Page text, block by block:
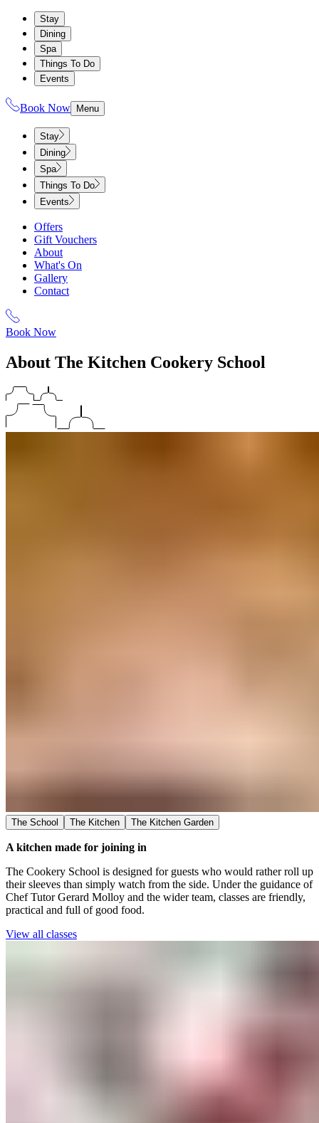
Stay
Dining
Spa
Things To Do
Events
Book Now Menu
Stay
Dining
Spa
Things To Do
Events
Offers
Gift Vouchers
About
What's On
Gallery
Contact
Book Now
About The Kitchen Cookery School​​​​‌ ‍ ​‍​‍‌‍ ‌ ​‍‌‍‍‌‌‍‌ ‌‍‍‌‌‍ ‍​‍​‍​ ‍‍​‍​‍‌ ​ ‌‍​‌‌‍ ‍‌‍‍‌‌ ‌​‌ ‍‌​‍ ‍‌‍‍‌‌‍ ​‍​‍​‍ ​​‍​‍‌‍‍​‌ ​‍‌‍‌‌‌‍‌‍​‍​‍​ ‍‍​‍​‍‌‍‍​‌ ‌​‌ ‌​‌ ​​‌ ​ ​ ‍‍​‍ ​‍ ‌‍ ​​‍ ‌‌‍​‌‌‍ ‍‌‍‌​​‍ ‌‌ ​‍​‍ ‌‌‍‍​‌‍ ‌ ‌​‌‍‌‌‌‍ ​‌ ​ ​‍ ‌‌ ​ ‌ ‌​‌ ‌‌‌‍‌​‌‍‍‌‌‍ ​‍ ‍‌ ‌‍‌‍‌‌‌ ​‍‌‍​ ‌‍‌‌‌‍ ​​‍ ‍‌‍​‌‌ ​​‌ ​​​‍ ‌‍‍‌‌‍ ‍‌ ‌​‌‍‌‌‌‍ ‍‌ ‌​​‍ ‌‍‌‌‌‍‌​‌‍‍‌‌ ‌​​‍ ‌‍ ‌‌‍ ‌‍‌​‌‍‌‌​ ‌‌ ​​‌ ​‍‌‍‌‌‌ ​ ‌‍‌‌‌‍ ‍‌ ‌​‌‍​‌‌ ‌​‌‍‍‌‌‍ ‌‍ ‍​ ‍ ‌‍‍‌‌‍‌​​ ‌‌‍​‍​ ‌‌‌‍‌‌​ ‌ ‌‍​‌​ ​​​ ‍​‌‍​‌​‍ ‌‌‍‌​​ ‍‌‌‍​ ​ ‌‌​‍ ‌​ ‌​‌‍‌‌​ ‍‌​ ‌ ​‍ ‌‌‍​‍​ ​‍​ ‌‌‌‍​‌​‍ ‌​ ​‍​ ‌‌​ ​‌​ ‍‌​ ​‌​ ​‍‌‍​ ​ ​‍‌‍​ ‌‍​‌‌‍‌‍‌‍‌‌​ ‍ ‌ ‌​‌ ‍‌‌ ​​‌‍‌‌​ ‌‌‍‍​‌‍ ‌ ‌​‌‍‌‌‌‍ ​‌‌​ ‌‍‍‌‌ ‌​‌‍‌‌‌‌​​‌‍​‌‌‍‌ ‌‍‌‌​ ‍ ‌ ​​‌‍​‌‌ ‌​‌‍‍​​ ‌‌ ​​‌‍​‌‌‍‌ ‌‍‌‌‌​​‍‌ ‌‌‌‍‍‌‌‍ ​‌‍‌​‌‍‌‌‌ ​‍​‍‌‌​ ‌‌‌​​‍‌‌ ‌‍‍ ‌‍‌‌‌ ‍‌​‍‌‌​ ​ ‌​‌​​‍‌‌​ ​ ‌​‌​​‍‌‌​ ​‍​ ​‍‌‍​‌‌‍​‌‌‍‌‍​ ‌ ‌‍‌​​ ​‍‌‍​‍‌‍‌‌​ ‌​‌‍‌‌​ ​​​ ‌​​‍‌‌​ ​‍​ ​‍​‍‌‌​ ‌‌‌​‌​​‍ ‍‌‍‍​‌‍‌‌‌‍​‌‌‍‌​‌‍‍‌‌‍ ‍‌‍‌ ​ ‌‍​‍‌‍​‌‌ ​ ‌‍‌‌‌‌‌‌‌ ​‍‌‍ ​​ ‌‌‍‍​‌ ‌​‌ ‌​‌ ​​‌ ​ ​‍‌‌​ ​ ‌​​‌​‍‌‌​ ​‍‌​‌‍​‍‌‌​ ​‍‌​‌‍‌‍ ​​‍ ‌‌‍​‌‌‍ ‍‌‍‌​​‍ ‌‌ ​‍​‍ ‌‌‍‍​‌‍ ‌ ‌​‌‍‌‌‌‍ ​‌ ​ ​‍ ‌‌ ​ ‌ ‌​‌ ‌‌‌‍‌​‌‍‍‌‌‍ ​‍ ‍‌ ‌‍‌‍‌‌‌ ​‍‌‍​ ‌‍‌‌‌‍ ​​‍ ‍‌‍​‌‌ ​​‌ ​​​‍‌‍‌‍‍‌‌‍‌​​ ‌‌‍​‍​ ‌‌‌‍‌‌​ ‌ ‌‍​‌​ ​​​ ‍​‌‍​‌​‍ ‌‌‍‌​​ ‍‌‌‍​ ​ ‌‌​‍ ‌​ ‌​‌‍‌‌​ ‍‌​ ‌ ​‍ ‌‌‍​‍​ ​‍​ ‌‌‌‍​‌​‍ ‌​ ​‍​ ‌‌​ ​‌​ ‍‌​ ​‌​ ​‍‌‍​ ​ ​‍‌‍​ ‌‍​‌‌‍‌‍‌‍‌‌​‍‌‍‌ ‌​‌ ‍‌‌ ​​‌‍‌‌​ ‌‌‍‍​‌‍ ‌ ‌​‌‍‌‌‌‍ ​‌‌​ ‌‍‍‌‌ ‌​‌‍‌‌‌‌​​‌‍​‌‌‍‌ ‌‍‌‌​‍‌‍‌ ​​‌‍​‌‌ ‌​‌‍‍​​ ‌‌ ​​‌‍​‌‌‍‌ ‌‍‌‌‌​​‍‌ ‌‌‌‍‍‌‌‍ ​‌‍‌​‌‍‌‌‌ ​‍​‍‌‌​ ‌‌‌​​‍‌‌ ‌‍‍ ‌‍‌‌‌ ‍‌​‍‌‌​ ​ ‌​‌​​‍‌‌​ ​ ‌​‌​​‍‌‌​ ​‍​ ​‍‌‍​‌‌‍​‌‌‍‌‍​ ‌ ‌‍‌​​ ​‍‌‍​‍‌‍‌‌​ ‌​‌‍‌‌​ ​​​ ‌​​‍‌‌​ ​‍​ ​‍​‍‌‌​ ‌‌‌​‌​​‍ ‍‌‍‍​‌‍‌‌‌‍​‌‌‍‌​‌‍‍‌‌‍ ‍‌‍‌ ​‍‌‍‌ ​​‌‍‌‌‌ ​‍‌ ​ ‌ ​​‌‍‌‌‌‍​ ‌ ‌​‌‍‍‌‌ ‌‍‌‍‌‌​ ‌‌ ​​‌ ‌‌‌‍​‍‌‍ ​‌‍‍‌‌ ​ ‌‍‍​‌‍‌‌‌‍‌​​‍​‍‌ ‌
The School​​​​‌ ‍ ​‍​‍‌‍ ‌ ​‍‌‍‍‌‌‍‌ ‌‍‍‌‌‍ ‍​‍​‍​ ‍‍​‍​‍‌ ​ ‌‍​‌‌‍ ‍‌‍‍‌‌ ‌​‌ ‍‌​‍ ‍‌‍‍‌‌‍ ​‍​‍​‍ ​​‍​‍‌‍‍​‌ ​‍‌‍‌‌‌‍‌‍​‍​‍​ ‍‍​‍​‍‌‍‍​‌ ‌​‌ ‌​‌ ​​‌ ​ ​ ‍‍​‍ ​‍ ‌‍ ​​‍ ‌‌‍​‌‌‍ ‍‌‍‌​​‍ ‌‌ ​‍​‍ ‌‌‍‍​‌‍ ‌ ‌​‌‍‌‌‌‍ ​‌ ​ ​‍ ‌‌ ​ ‌ ‌​‌ ‌‌‌‍‌​‌‍‍‌‌‍ ​‍ ‍‌ ‌‍‌‍‌‌‌ ​‍‌‍​ ‌‍‌‌‌‍ ​​‍ ‍‌‍​‌‌ ​​‌ ​​​‍ ‌‍‍‌‌‍ ‍‌ ‌​‌‍‌‌‌‍ ‍‌ ‌​​‍ ‌‍‌‌‌‍‌​‌‍‍‌‌ ‌​​‍ ‌‍ ‌‌‍ ‌‍‌​‌‍‌‌​ ‌‌ ​​‌ ​‍‌‍‌‌‌ ​ ‌‍‌‌‌‍ ‍‌ ‌​‌‍​‌‌ ‌​‌‍‍‌‌‍ ‌‍ ‍​ ‍ ‌‍‍‌‌‍‌​​ ‌‌‍​‍​ ‌‌‌‍‌‌​ ‌ ‌‍​‌​ ​​​ ‍​‌‍​‌​‍ ‌‌‍‌​​ ‍‌‌‍​ ​ ‌‌​‍ ‌​ ‌​‌‍‌‌​ ‍‌​ ‌ ​‍ ‌‌‍​‍​ ​‍​ ‌‌‌‍​‌​‍ ‌​ ​‍​ ‌‌​ ​‌​ ‍‌​ ​‌​ ​‍‌‍​ ​ ​‍‌‍​ ‌‍​‌‌‍‌‍‌‍‌‌​ ‍ ‌ ‌​‌ ‍‌‌ ​​‌‍‌‌​ ‌‌‍‍​‌‍ ‌ ‌​‌‍‌‌‌‍ ​‌‌​ ‌‍‍‌‌ ‌​‌‍‌‌‌‌​​‌‍​‌‌‍‌ ‌‍‌‌​ ‍ ‌ ​​‌‍​‌‌ ‌​‌‍‍​​ ‌‌ ​​‌‍​‌‌‍‌ ‌‍‌‌‌​​‍‌ ‌‌‌‍‍‌‌‍ ​‌‍‌​‌‍‌‌‌ ​‍​‍‌‌​ ‌‌‌​​‍‌‌ ‌‍‍ ‌‍‌‌‌ ‍‌​‍‌‌​ ​ ‌​‌​​‍‌‌​ ​ ‌​‌​​‍‌‌​ ​‍​ ​‍‌‍‌‌‌‍​ ‌‍‌‌​ ​‌​ ‌‌‌‍‌‌‌‍‌‍​ ‌‌​ ​‍​ ​‌‌‍‌‍​ ‌​​‍‌‌​ ​‍​ ​‍​‍‌‌​ ‌‌‌​‌​​‍ ‍‌ ​ ‌‍‌‌‌‍​ ‌ ‌​‌‍‍‌‌‍ ‌‍ ‍‌ ​ ​‍‌‌​ ‌‌‌​​‍‌‌ ‌‍‍ ‌‍‌‌‌ ‍‌​‍‌‌​ ​ ‌​‌​​‍‌‌​ ​ ‌​‌​​‍‌‌​ ​‍​ ​‍​ ‌‌​ ‍‌​ ‍‌​ ​ ​ ​​​ ‍‌‌‍‌​​ ‍​‌‍‌‍‌‍​‍‌‍‌‍‌‍‌‍​‍‌‌​ ​‍​ ​‍​‍‌‌​ ‌‌‌​‌​​‍ ‍‌ ‌​‌‍‍‌‌ ‌​‌‍ ​‌‍‌‌​ ‌‍​‍‌‍​‌‌ ​ ‌‍‌‌‌‌‌‌‌ ​‍‌‍ ​​ ‌‌‍‍​‌ ‌​‌ ‌​‌ ​​‌ ​ ​‍‌‌​ ​ ‌​​‌​‍‌‌​ ​‍‌​‌‍​‍‌‌​ ​‍‌​‌‍‌‍ ​​‍ ‌‌‍​‌‌‍ ‍‌‍‌​​‍ ‌‌ ​‍​‍ ‌‌‍‍​‌‍ ‌ ‌​‌‍‌‌‌‍ ​‌ ​ ​‍ ‌‌ ​ ‌ ‌​‌ ‌‌‌‍‌​‌‍‍‌‌‍ ​‍ ‍‌ ‌‍‌‍‌‌‌ ​‍‌‍​ ‌‍‌‌‌‍ ​​‍ ‍‌‍​‌‌ ​​‌ ​​​‍‌‍‌‍‍‌‌‍‌​​ ‌‌‍​‍​ ‌‌‌‍‌‌​ ‌ ‌‍​‌​ ​​​ ‍​‌‍​‌​‍ ‌‌‍‌​​ ‍‌‌‍​ ​ ‌‌​‍ ‌​ ‌​‌‍‌‌​ ‍‌​ ‌ ​‍ ‌‌‍​‍​ ​‍​ ‌‌‌‍​‌​‍ ‌​ ​‍​ ‌‌​ ​‌​ ‍‌​ ​‌​ ​‍‌‍​ ​ ​‍‌‍​ ‌‍​‌‌‍‌‍‌‍‌‌​‍‌‍‌ ‌​‌ ‍‌‌ ​​‌‍‌‌​ ‌‌‍‍​‌‍ ‌ ‌​‌‍‌‌‌‍ ​‌‌​ ‌‍‍‌‌ ‌​‌‍‌‌‌‌​​‌‍​‌‌‍‌ ‌‍‌‌​‍‌‍‌ ​​‌‍​‌‌ ‌​‌‍‍​​ ‌‌ ​​‌‍​‌‌‍‌ ‌‍‌‌‌​​‍‌ ‌‌‌‍‍‌‌‍ ​‌‍‌​‌‍‌‌‌ ​‍​‍‌‌​ ‌‌‌​​‍‌‌ ‌‍‍ ‌‍‌‌‌ ‍‌​‍‌‌​ ​ ‌​‌​​‍‌‌​ ​ ‌​‌​​‍‌‌​ ​‍​ ​‍‌‍‌‌‌‍​ ‌‍‌‌​ ​‌​ ‌‌‌‍‌‌‌‍‌‍​ ‌‌​ ​‍​ ​‌‌‍‌‍​ ‌​​‍‌‌​ ​‍​ ​‍​‍‌‌​ ‌‌‌​‌​​‍ ‍‌ ​ ‌‍‌‌‌‍​ ‌ ‌​‌‍‍‌‌‍ ‌‍ ‍‌ ​ ​‍‌‌​ ‌‌‌​​‍‌‌ ‌‍‍ ‌‍‌‌‌ ‍‌​‍‌‌​ ​ ‌​‌​​‍‌‌​ ​ ‌​‌​​‍‌‌​ ​‍​ ​‍​ ‌‌​ ‍‌​ ‍‌​ ​ ​ ​​​ ‍‌‌‍‌​​ ‍​‌‍‌‍‌‍​‍‌‍‌‍‌‍‌‍​‍‌‌​ ​‍​ ​‍​‍‌‌​ ‌‌‌​‌​​‍ ‍‌ ‌​‌‍‍‌‌ ‌​‌‍ ​‌‍‌‌​‍‌‍‌ ​​‌‍‌‌‌ ​‍‌ ​ ‌ ​​‌‍‌‌‌‍​ ‌ ‌​‌‍‍‌‌ ‌‍‌‍‌‌​ ‌‌ ​​‌ ‌‌‌‍​‍‌‍ ​‌‍‍‌‌ ​ ‌‍‍​‌‍‌‌‌‍‌​​‍​‍‌ ‌ The Kitchen​​​​‌ ‍ ​‍​‍‌‍ ‌ ​‍‌‍‍‌‌‍‌ ‌‍‍‌‌‍ ‍​‍​‍​ ‍‍​‍​‍‌ ​ ‌‍​‌‌‍ ‍‌‍‍‌‌ ‌​‌ ‍‌​‍ ‍‌‍‍‌‌‍ ​‍​‍​‍ ​​‍​‍‌‍‍​‌ ​‍‌‍‌‌‌‍‌‍​‍​‍​ ‍‍​‍​‍‌‍‍​‌ ‌​‌ ‌​‌ ​​‌ ​ ​ ‍‍​‍ ​‍ ‌‍ ​​‍ ‌‌‍​‌‌‍ ‍‌‍‌​​‍ ‌‌ ​‍​‍ ‌‌‍‍​‌‍ ‌ ‌​‌‍‌‌‌‍ ​‌ ​ ​‍ ‌‌ ​ ‌ ‌​‌ ‌‌‌‍‌​‌‍‍‌‌‍ ​‍ ‍‌ ‌‍‌‍‌‌‌ ​‍‌‍​ ‌‍‌‌‌‍ ​​‍ ‍‌‍​‌‌ ​​‌ ​​​‍ ‌‍‍‌‌‍ ‍‌ ‌​‌‍‌‌‌‍ ‍‌ ‌​​‍ ‌‍‌‌‌‍‌​‌‍‍‌‌ ‌​​‍ ‌‍ ‌‌‍ ‌‍‌​‌‍‌‌​ ‌‌ ​​‌ ​‍‌‍‌‌‌ ​ ‌‍‌‌‌‍ ‍‌ ‌​‌‍​‌‌ ‌​‌‍‍‌‌‍ ‌‍ ‍​ ‍ ‌‍‍‌‌‍‌​​ ‌‌‍​‍​ ‌‌‌‍‌‌​ ‌ ‌‍​‌​ ​​​ ‍​‌‍​‌​‍ ‌‌‍‌​​ ‍‌‌‍​ ​ ‌‌​‍ ‌​ ‌​‌‍‌‌​ ‍‌​ ‌ ​‍ ‌‌‍​‍​ ​‍​ ‌‌‌‍​‌​‍ ‌​ ​‍​ ‌‌​ ​‌​ ‍‌​ ​‌​ ​‍‌‍​ ​ ​‍‌‍​ ‌‍​‌‌‍‌‍‌‍‌‌​ ‍ ‌ ‌​‌ ‍‌‌ ​​‌‍‌‌​ ‌‌‍‍​‌‍ ‌ ‌​‌‍‌‌‌‍ ​‌‌​ ‌‍‍‌‌ ‌​‌‍‌‌‌‌​​‌‍​‌‌‍‌ ‌‍‌‌​ ‍ ‌ ​​‌‍​‌‌ ‌​‌‍‍​​ ‌‌ ​​‌‍​‌‌‍‌ ‌‍‌‌‌​​‍‌ ‌‌‌‍‍‌‌‍ ​‌‍‌​‌‍‌‌‌ ​‍​‍‌‌​ ‌‌‌​​‍‌‌ ‌‍‍ ‌‍‌‌‌ ‍‌​‍‌‌​ ​ ‌​‌​​‍‌‌​ ​ ‌​‌​​‍‌‌​ ​‍​ ​‍‌‍‌‌‌‍​ ‌‍‌‌​ ​‌​ ‌‌‌‍‌‌‌‍‌‍​ ‌‌​ ​‍​ ​‌‌‍‌‍​ ‌​​‍‌‌​ ​‍​ ​‍​‍‌‌​ ‌‌‌​‌​​‍ ‍‌ ​ ‌‍‌‌‌‍​ ‌ ‌​‌‍‍‌‌‍ ‌‍ ‍‌ ​ ​‍‌‌​ ‌‌‌​​‍‌‌ ‌‍‍ ‌‍‌‌‌ ‍‌​‍‌‌​ ​ ‌​‌​​‍‌‌​ ​ ‌​‌​​‍‌‌​ ​‍​ ​‍​ ‌​​ ​‍‌‍​‌​ ‌‍‌‍​ ​ ‌‌‌‍‌​​ ​‌​ ‌‍​ ‍‌‌‍‌​​ ‌‍​‍‌‌​ ​‍​ ​‍​‍‌‌​ ‌‌‌​‌​​‍ ‍‌ ‌​‌‍‍‌‌ ‌​‌‍ ​‌‍‌‌​ ‌‍​‍‌‍​‌‌ ​ ‌‍‌‌‌‌‌‌‌ ​‍‌‍ ​​ ‌‌‍‍​‌ ‌​‌ ‌​‌ ​​‌ ​ ​‍‌‌​ ​ ‌​​‌​‍‌‌​ ​‍‌​‌‍​‍‌‌​ ​‍‌​‌‍‌‍ ​​‍ ‌‌‍​‌‌‍ ‍‌‍‌​​‍ ‌‌ ​‍​‍ ‌‌‍‍​‌‍ ‌ ‌​‌‍‌‌‌‍ ​‌ ​ ​‍ ‌‌ ​ ‌ ‌​‌ ‌‌‌‍‌​‌‍‍‌‌‍ ​‍ ‍‌ ‌‍‌‍‌‌‌ ​‍‌‍​ ‌‍‌‌‌‍ ​​‍ ‍‌‍​‌‌ ​​‌ ​​​‍‌‍‌‍‍‌‌‍‌​​ ‌‌‍​‍​ ‌‌‌‍‌‌​ ‌ ‌‍​‌​ ​​​ ‍​‌‍​‌​‍ ‌‌‍‌​​ ‍‌‌‍​ ​ ‌‌​‍ ‌​ ‌​‌‍‌‌​ ‍‌​ ‌ ​‍ ‌‌‍​‍​ ​‍​ ‌‌‌‍​‌​‍ ‌​ ​‍​ ‌‌​ ​‌​ ‍‌​ ​‌​ ​‍‌‍​ ​ ​‍‌‍​ ‌‍​‌‌‍‌‍‌‍‌‌​‍‌‍‌ ‌​‌ ‍‌‌ ​​‌‍‌‌​ ‌‌‍‍​‌‍ ‌ ‌​‌‍‌‌‌‍ ​‌‌​ ‌‍‍‌‌ ‌​‌‍‌‌‌‌​​‌‍​‌‌‍‌ ‌‍‌‌​‍‌‍‌ ​​‌‍​‌‌ ‌​‌‍‍​​ ‌‌ ​​‌‍​‌‌‍‌ ‌‍‌‌‌​​‍‌ ‌‌‌‍‍‌‌‍ ​‌‍‌​‌‍‌‌‌ ​‍​‍‌‌​ ‌‌‌​​‍‌‌ ‌‍‍ ‌‍‌‌‌ ‍‌​‍‌‌​ ​ ‌​‌​​‍‌‌​ ​ ‌​‌​​‍‌‌​ ​‍​ ​‍‌‍‌‌‌‍​ ‌‍‌‌​ ​‌​ ‌‌‌‍‌‌‌‍‌‍​ ‌‌​ ​‍​ ​‌‌‍‌‍​ ‌​​‍‌‌​ ​‍​ ​‍​‍‌‌​ ‌‌‌​‌​​‍ ‍‌ ​ ‌‍‌‌‌‍​ ‌ ‌​‌‍‍‌‌‍ ‌‍ ‍‌ ​ ​‍‌‌​ ‌‌‌​​‍‌‌ ‌‍‍ ‌‍‌‌‌ ‍‌​‍‌‌​ ​ ‌​‌​​‍‌‌​ ​ ‌​‌​​‍‌‌​ ​‍​ ​‍​ ‌​​ ​‍‌‍​‌​ ‌‍‌‍​ ​ ‌‌‌‍‌​​ ​‌​ ‌‍​ ‍‌‌‍‌​​ ‌‍​‍‌‌​ ​‍​ ​‍​‍‌‌​ ‌‌‌​‌​​‍ ‍‌ ‌​‌‍‍‌‌ ‌​‌‍ ​‌‍‌‌​‍‌‍‌ ​​‌‍‌‌‌ ​‍‌ ​ ‌ ​​‌‍‌‌‌‍​ ‌ ‌​‌‍‍‌‌ ‌‍‌‍‌‌​ ‌‌ ​​‌ ‌‌‌‍​‍‌‍ ​‌‍‍‌‌ ​ ‌‍‍​‌‍‌‌‌‍‌​​‍​‍‌ ‌ The Kitchen Garden​​​​‌ ‍ ​‍​‍‌‍ ‌ ​‍‌‍‍‌‌‍‌ ‌‍‍‌‌‍ ‍​‍​‍​ ‍‍​‍​‍‌ ​ ‌‍​‌‌‍ ‍‌‍‍‌‌ ‌​‌ ‍‌​‍ ‍‌‍‍‌‌‍ ​‍​‍​‍ ​​‍​‍‌‍‍​‌ ​‍‌‍‌‌‌‍‌‍​‍​‍​ ‍‍​‍​‍‌‍‍​‌ ‌​‌ ‌​‌ ​​‌ ​ ​ ‍‍​‍ ​‍ ‌‍ ​​‍ ‌‌‍​‌‌‍ ‍‌‍‌​​‍ ‌‌ ​‍​‍ ‌‌‍‍​‌‍ ‌ ‌​‌‍‌‌‌‍ ​‌ ​ ​‍ ‌‌ ​ ‌ ‌​‌ ‌‌‌‍‌​‌‍‍‌‌‍ ​‍ ‍‌ ‌‍‌‍‌‌‌ ​‍‌‍​ ‌‍‌‌‌‍ ​​‍ ‍‌‍​‌‌ ​​‌ ​​​‍ ‌‍‍‌‌‍ ‍‌ ‌​‌‍‌‌‌‍ ‍‌ ‌​​‍ ‌‍‌‌‌‍‌​‌‍‍‌‌ ‌​​‍ ‌‍ ‌‌‍ ‌‍‌​‌‍‌‌​ ‌‌ ​​‌ ​‍‌‍‌‌‌ ​ ‌‍‌‌‌‍ ‍‌ ‌​‌‍​‌‌ ‌​‌‍‍‌‌‍ ‌‍ ‍​ ‍ ‌‍‍‌‌‍‌​​ ‌‌‍​‍​ ‌‌‌‍‌‌​ ‌ ‌‍​‌​ ​​​ ‍​‌‍​‌​‍ ‌‌‍‌​​ ‍‌‌‍​ ​ ‌‌​‍ ‌​ ‌​‌‍‌‌​ ‍‌​ ‌ ​‍ ‌‌‍​‍​ ​‍​ ‌‌‌‍​‌​‍ ‌​ ​‍​ ‌‌​ ​‌​ ‍‌​ ​‌​ ​‍‌‍​ ​ ​‍‌‍​ ‌‍​‌‌‍‌‍‌‍‌‌​ ‍ ‌ ‌​‌ ‍‌‌ ​​‌‍‌‌​ ‌‌‍‍​‌‍ ‌ ‌​‌‍‌‌‌‍ ​‌‌​ ‌‍‍‌‌ ‌​‌‍‌‌‌‌​​‌‍​‌‌‍‌ ‌‍‌‌​ ‍ ‌ ​​‌‍​‌‌ ‌​‌‍‍​​ ‌‌ ​​‌‍​‌‌‍‌ ‌‍‌‌‌​​‍‌ ‌‌‌‍‍‌‌‍ ​‌‍‌​‌‍‌‌‌ ​‍​‍‌‌​ ‌‌‌​​‍‌‌ ‌‍‍ ‌‍‌‌‌ ‍‌​‍‌‌​ ​ ‌​‌​​‍‌‌​ ​ ‌​‌​​‍‌‌​ ​‍​ ​‍‌‍‌‌‌‍​ ‌‍‌‌​ ​‌​ ‌‌‌‍‌‌‌‍‌‍​ ‌‌​ ​‍​ ​‌‌‍‌‍​ ‌​​‍‌‌​ ​‍​ ​‍​‍‌‌​ ‌‌‌​‌​​‍ ‍‌ ​ ‌‍‌‌‌‍​ ‌ ‌​‌‍‍‌‌‍ ‌‍ ‍‌ ​ ​‍‌‌​ ‌‌‌​​‍‌‌ ‌‍‍ ‌‍‌‌‌ ‍‌​‍‌‌​ ​ ‌​‌​​‍‌‌​ ​ ‌​‌​​‍‌‌​ ​‍​ ​‍​ ‌​‌‍​‌​ ‍​‌‍​‌​ ‍​‌‍‌​​ ‌​‌‍​ ​ ​​​ ‍​​ ‌​‌‍‌‍​‍‌‌​ ​‍​ ​‍​‍‌‌​ ‌‌‌​‌​​‍ ‍‌ ‌​‌‍‍‌‌ ‌​‌‍ ​‌‍‌‌​ ‌‍​‍‌‍​‌‌ ​ ‌‍‌‌‌‌‌‌‌ ​‍‌‍ ​​ ‌‌‍‍​‌ ‌​‌ ‌​‌ ​​‌ ​ ​‍‌‌​ ​ ‌​​‌​‍‌‌​ ​‍‌​‌‍​‍‌‌​ ​‍‌​‌‍‌‍ ​​‍ ‌‌‍​‌‌‍ ‍‌‍‌​​‍ ‌‌ ​‍​‍ ‌‌‍‍​‌‍ ‌ ‌​‌‍‌‌‌‍ ​‌ ​ ​‍ ‌‌ ​ ‌ ‌​‌ ‌‌‌‍‌​‌‍‍‌‌‍ ​‍ ‍‌ ‌‍‌‍‌‌‌ ​‍‌‍​ ‌‍‌‌‌‍ ​​‍ ‍‌‍​‌‌ ​​‌ ​​​‍‌‍‌‍‍‌‌‍‌​​ ‌‌‍​‍​ ‌‌‌‍‌‌​ ‌ ‌‍​‌​ ​​​ ‍​‌‍​‌​‍ ‌‌‍‌​​ ‍‌‌‍​ ​ ‌‌​‍ ‌​ ‌​‌‍‌‌​ ‍‌​ ‌ ​‍ ‌‌‍​‍​ ​‍​ ‌‌‌‍​‌​‍ ‌​ ​‍​ ‌‌​ ​‌​ ‍‌​ ​‌​ ​‍‌‍​ ​ ​‍‌‍​ ‌‍​‌‌‍‌‍‌‍‌‌​‍‌‍‌ ‌​‌ ‍‌‌ ​​‌‍‌‌​ ‌‌‍‍​‌‍ ‌ ‌​‌‍‌‌‌‍ ​‌‌​ ‌‍‍‌‌ ‌​‌‍‌‌‌‌​​‌‍​‌‌‍‌ ‌‍‌‌​‍‌‍‌ ​​‌‍​‌‌ ‌​‌‍‍​​ ‌‌ ​​‌‍​‌‌‍‌ ‌‍‌‌‌​​‍‌ ‌‌‌‍‍‌‌‍ ​‌‍‌​‌‍‌‌‌ ​‍​‍‌‌​ ‌‌‌​​‍‌‌ ‌‍‍ ‌‍‌‌‌ ‍‌​‍‌‌​ ​ ‌​‌​​‍‌‌​ ​ ‌​‌​​‍‌‌​ ​‍​ ​‍‌‍‌‌‌‍​ ‌‍‌‌​ ​‌​ ‌‌‌‍‌‌‌‍‌‍​ ‌‌​ ​‍​ ​‌‌‍‌‍​ ‌​​‍‌‌​ ​‍​ ​‍​‍‌‌​ ‌‌‌​‌​​‍ ‍‌ ​ ‌‍‌‌‌‍​ ‌ ‌​‌‍‍‌‌‍ ‌‍ ‍‌ ​ ​‍‌‌​ ‌‌‌​​‍‌‌ ‌‍‍ ‌‍‌‌‌ ‍‌​‍‌‌​ ​ ‌​‌​​‍‌‌​ ​ ‌​‌​​‍‌‌​ ​‍​ ​‍​ ‌​‌‍​‌​ ‍​‌‍​‌​ ‍​‌‍‌​​ ‌​‌‍​ ​ ​​​ ‍​​ ‌​‌‍‌‍​‍‌‌​ ​‍​ ​‍​‍‌‌​ ‌‌‌​‌​​‍ ‍‌ ‌​‌‍‍‌‌ ‌​‌‍ ​‌‍‌‌​‍‌‍‌ ​​‌‍‌‌‌ ​‍‌ ​ ‌ ​​‌‍‌‌‌‍​ ‌ ‌​‌‍‍‌‌ ‌‍‌‍‌‌​ ‌‌ ​​‌ ‌‌‌‍​‍‌‍ ​‌‍‍‌‌ ​ ‌‍‍​‌‍‌‌‌‍‌​​‍​‍‌ ‌
A kitchen made for joining in​​​​‌ ‍ ​‍​‍‌‍ ‌ ​‍‌‍‍‌‌‍‌ ‌‍‍‌‌‍ ‍​‍​‍​ ‍‍​‍​‍‌ ​ ‌‍​‌‌‍ ‍‌‍‍‌‌ ‌​‌ ‍‌​‍ ‍‌‍‍‌‌‍ ​‍​‍​‍ ​​‍​‍‌‍‍​‌ ​‍‌‍‌‌‌‍‌‍​‍​‍​ ‍‍​‍​‍‌‍‍​‌ ‌​‌ ‌​‌ ​​‌ ​ ​ ‍‍​‍ ​‍ ‌‍ ​​‍ ‌‌‍​‌‌‍ ‍‌‍‌​​‍ ‌‌ ​‍​‍ ‌‌‍‍​‌‍ ‌ ‌​‌‍‌‌‌‍ ​‌ ​ ​‍ ‌‌ ​ ‌ ‌​‌ ‌‌‌‍‌​‌‍‍‌‌‍ ​‍ ‍‌ ‌‍‌‍‌‌‌ ​‍‌‍​ ‌‍‌‌‌‍ ​​‍ ‍‌‍​‌‌ ​​‌ ​​​‍ ‌‍‍‌‌‍ ‍‌ ‌​‌‍‌‌‌‍ ‍‌ ‌​​‍ ‌‍‌‌‌‍‌​‌‍‍‌‌ ‌​​‍ ‌‍ ‌‌‍ ‌‍‌​‌‍‌‌​ ‌‌ ​​‌ ​‍‌‍‌‌‌ ​ ‌‍‌‌‌‍ ‍‌ ‌​‌‍​‌‌ ‌​‌‍‍‌‌‍ ‌‍ ‍​ ‍ ‌‍‍‌‌‍‌​​ ‌‌‍​‍​ ‌‌‌‍‌‌​ ‌ ‌‍​‌​ ​​​ ‍​‌‍​‌​‍ ‌‌‍‌​​ ‍‌‌‍​ ​ ‌‌​‍ ‌​ ‌​‌‍‌‌​ ‍‌​ ‌ ​‍ ‌‌‍​‍​ ​‍​ ‌‌‌‍​‌​‍ ‌​ ​‍​ ‌‌​ ​‌​ ‍‌​ ​‌​ ​‍‌‍​ ​ ​‍‌‍​ ‌‍​‌‌‍‌‍‌‍‌‌​ ‍ ‌ ‌​‌ ‍‌‌ ​​‌‍‌‌​ ‌‌‍‍​‌‍ ‌ ‌​‌‍‌‌‌‍ ​‌‌​ ‌‍‍‌‌ ‌​‌‍‌‌‌‌​​‌‍​‌‌‍‌ ‌‍‌‌​ ‍ ‌ ​​‌‍​‌‌ ‌​‌‍‍​​ ‌‌ ​​‌‍​‌‌‍‌ ‌‍‌‌‌​​‍‌ ‌‌‌‍‍‌‌‍ ​‌‍‌​‌‍‌‌‌ ​‍​‍‌‌​ ‌‌‌​​‍‌‌ ‌‍‍ ‌‍‌‌‌ ‍‌​‍‌‌​ ​ ‌​‌​​‍‌‌​ ​ ‌​‌​​‍‌‌​ ​‍​ ​‍‌‍‌‌‌‍​ ‌‍‌‌​ ​‌​ ‌‌‌‍‌‌‌‍‌‍​ ‌‌​ ​‍​ ​‌‌‍‌‍​ ‌​​‍‌‌​ ​‍​ ​‍​‍‌‌​ ‌‌‌​‌​​‍ ‍‌ ​ ‌‍‌‌‌‍​ ‌ ‌​‌‍‍‌‌‍ ‌‍ ‍‌ ​ ​‍‌‌​ ‌‌‌​​‍‌‌ ‌‍‍ ‌‍‌‌‌ ‍‌​‍‌‌​ ​ ‌​‌​​‍‌‌​ ​ ‌​‌​​‍‌‌​ ​‍​ ​‍​ ‌‌​ ‍‌​ ‍‌​ ​ ​ ​​​ ‍‌‌‍‌​​ ‍​‌‍‌‍‌‍​‍‌‍‌‍‌‍‌‍​‍‌‌​ ​‍​ ​‍​‍‌‌​ ‌‌‌​‌​​‍ ‍‌‍​‍‌‍ ‌‍‌​‌ ‍‌​‍‌‌​ ‌‌‌​​‍‌‌ ‌‍‍ ‌‍‌‌‌ ‍‌​‍‌‌​ ​ ‌​‌​​‍‌‌​ ​ ‌​‌​​‍‌‌​ ​‍​ ​‍‌‍​‍​ ‍‌​ ​‍​ ‍‌​ ​​‌‍‌‍​ ​​​ ‌​‌‍​‍​ ‌‍‌‍​‌​ ‍‌​‍‌‌​ ​‍​ ​‍​‍‌‌​ ‌‌‌​‌​​‍ ‍‌‍​ ‌‍‍​‌‍‍‌‌‍ ​‌‍‌​‌ ​‍‌‍‌‌‌‍ ‍​‍‌‌​ ‌‌‌​​‍‌‌ ‌‍‍ ‌‍‌‌‌ ‍‌​‍‌‌​ ​ ‌​‌​​‍‌‌​ ​ ‌​‌​​‍‌‌​ ​‍​ ​‍​ ‌ ​ ​​​ ‍‌‌‍​‍‌‍​‌​ ‍​​ ‌​​ ‌ ‌‍​‌​ ‌ ​ ‌​​ ​‍​‍‌‌​ ​‍​ ​‍​‍‌‌​ ‌‌‌​‌​​‍ ‍‌ ‌​‌‍‌‌‌ ‍​‌ ‌​​ ‌‍​‍‌‍​‌‌ ​ ‌‍‌‌‌‌‌‌‌ ​‍‌‍ ​​ ‌‌‍‍​‌ ‌​‌ ‌​‌ ​​‌ ​ ​‍‌‌​ ​ ‌​​‌​‍‌‌​ ​‍‌​‌‍​‍‌‌​ ​‍‌​‌‍‌‍ ​​‍ ‌‌‍​‌‌‍ ‍‌‍‌​​‍ ‌‌ ​‍​‍ ‌‌‍‍​‌‍ ‌ ‌​‌‍‌‌‌‍ ​‌ ​ ​‍ ‌‌ ​ ‌ ‌​‌ ‌‌‌‍‌​‌‍‍‌‌‍ ​‍ ‍‌ ‌‍‌‍‌‌‌ ​‍‌‍​ ‌‍‌‌‌‍ ​​‍ ‍‌‍​‌‌ ​​‌ ​​​‍‌‍‌‍‍‌‌‍‌​​ ‌‌‍​‍​ ‌‌‌‍‌‌​ ‌ ‌‍​‌​ ​​​ ‍​‌‍​‌​‍ ‌‌‍‌​​ ‍‌‌‍​ ​ ‌‌​‍ ‌​ ‌​‌‍‌‌​ ‍‌​ ‌ ​‍ ‌‌‍​‍​ ​‍​ ‌‌‌‍​‌​‍ ‌​ ​‍​ ‌‌​ ​‌​ ‍‌​ ​‌​ ​‍‌‍​ ​ ​‍‌‍​ ‌‍​‌‌‍‌‍‌‍‌‌​‍‌‍‌ ‌​‌ ‍‌‌ ​​‌‍‌‌​ ‌‌‍‍​‌‍ ‌ ‌​‌‍‌‌‌‍ ​‌‌​ ‌‍‍‌‌ ‌​‌‍‌‌‌‌​​‌‍​‌‌‍‌ ‌‍‌‌​‍‌‍‌ ​​‌‍​‌‌ ‌​‌‍‍​​ ‌‌ ​​‌‍​‌‌‍‌ ‌‍‌‌‌​​‍‌ ‌‌‌‍‍‌‌‍ ​‌‍‌​‌‍‌‌‌ ​‍​‍‌‌​ ‌‌‌​​‍‌‌ ‌‍‍ ‌‍‌‌‌ ‍‌​‍‌‌​ ​ ‌​‌​​‍‌‌​ ​ ‌​‌​​‍‌‌​ ​‍​ ​‍‌‍‌‌‌‍​ ‌‍‌‌​ ​‌​ ‌‌‌‍‌‌‌‍‌‍​ ‌‌​ ​‍​ ​‌‌‍‌‍​ ‌​​‍‌‌​ ​‍​ ​‍​‍‌‌​ ‌‌‌​‌​​‍ ‍‌ ​ ‌‍‌‌‌‍​ ‌ ‌​‌‍‍‌‌‍ ‌‍ ‍‌ ​ ​‍‌‌​ ‌‌‌​​‍‌‌ ‌‍‍ ‌‍‌‌‌ ‍‌​‍‌‌​ ​ ‌​‌​​‍‌‌​ ​ ‌​‌​​‍‌‌​ ​‍​ ​‍​ ‌‌​ ‍‌​ ‍‌​ ​ ​ ​​​ ‍‌‌‍‌​​ ‍​‌‍‌‍‌‍​‍‌‍‌‍‌‍‌‍​‍‌‌​ ​‍​ ​‍​‍‌‌​ ‌‌‌​‌​​‍ ‍‌‍​‍‌‍ ‌‍‌​‌ ‍‌​‍‌‌​ ‌‌‌​​‍‌‌ ‌‍‍ ‌‍‌‌‌ ‍‌​‍‌‌​ ​ ‌​‌​​‍‌‌​ ​ ‌​‌​​‍‌‌​ ​‍​ ​‍‌‍​‍​ ‍‌​ ​‍​ ‍‌​ ​​‌‍‌‍​ ​​​ ‌​‌‍​‍​ ‌‍‌‍​‌​ ‍‌​‍‌‌​ ​‍​ ​‍​‍‌‌​ ‌‌‌​‌​​‍ ‍‌‍​ ‌‍‍​‌‍‍‌‌‍ ​‌‍‌​‌ ​‍‌‍‌‌‌‍ ‍​‍‌‌​ ‌‌‌​​‍‌‌ ‌‍‍ ‌‍‌‌‌ ‍‌​‍‌‌​ ​ ‌​‌​​‍‌‌​ ​ ‌​‌​​‍‌‌​ ​‍​ ​‍​ ‌ ​ ​​​ ‍‌‌‍​‍‌‍​‌​ ‍​​ ‌​​ ‌ ‌‍​‌​ ‌ ​ ‌​​ ​‍​‍‌‌​ ​‍​ ​‍​‍‌‌​ ‌‌‌​‌​​‍ ‍‌ ‌​‌‍‌‌‌ ‍​‌ ‌​​‍‌‍‌ ​​‌‍‌‌‌ ​‍‌ ​ ‌ ​​‌‍‌‌‌‍​ ‌ ‌​‌‍‍‌‌ ‌‍‌‍‌‌​ ‌‌ ​​‌ ‌‌‌‍​‍‌‍ ​‌‍‍‌‌ ​ ‌‍‍​‌‍‌‌‌‍‌​​‍​‍‌ ‌
The Cookery School is designed for guests who would rather roll up
their sleeves than simply watch from the side. Under the guidance of
Chef Tutor Gerard Molloy and the wider team, classes are friendly,
practical and full of good food.​​​​‌ ‍ ​‍​‍‌‍ ‌ ​‍‌‍‍‌‌‍‌ ‌‍‍‌‌‍ ‍​‍​‍​ ‍‍​‍​‍‌ ​ ‌‍​‌‌‍ ‍‌‍‍‌‌ ‌​‌ ‍‌​‍ ‍‌‍‍‌‌‍ ​‍​‍​‍ ​​‍​‍‌‍‍​‌ ​‍‌‍‌‌‌‍‌‍​‍​‍​ ‍‍​‍​‍‌‍‍​‌ ‌​‌ ‌​‌ ​​‌ ​ ​ ‍‍​‍ ​‍ ‌‍ ​​‍ ‌‌‍​‌‌‍ ‍‌‍‌​​‍ ‌‌ ​‍​‍ ‌‌‍‍​‌‍ ‌ ‌​‌‍‌‌‌‍ ​‌ ​ ​‍ ‌‌ ​ ‌ ‌​‌ ‌‌‌‍‌​‌‍‍‌‌‍ ​‍ ‍‌ ‌‍‌‍‌‌‌ ​‍‌‍​ ‌‍‌‌‌‍ ​​‍ ‍‌‍​‌‌ ​​‌ ​​​‍ ‌‍‍‌‌‍ ‍‌ ‌​‌‍‌‌‌‍ ‍‌ ‌​​‍ ‌‍‌‌‌‍‌​‌‍‍‌‌ ‌​​‍ ‌‍ ‌‌‍ ‌‍‌​‌‍‌‌​ ‌‌ ​​‌ ​‍‌‍‌‌‌ ​ ‌‍‌‌‌‍ ‍‌ ‌​‌‍​‌‌ ‌​‌‍‍‌‌‍ ‌‍ ‍​ ‍ ‌‍‍‌‌‍‌​​ ‌‌‍​‍​ ‌‌‌‍‌‌​ ‌ ‌‍​‌​ ​​​ ‍​‌‍​‌​‍ ‌‌‍‌​​ ‍‌‌‍​ ​ ‌‌​‍ ‌​ ‌​‌‍‌‌​ ‍‌​ ‌ ​‍ ‌‌‍​‍​ ​‍​ ‌‌‌‍​‌​‍ ‌​ ​‍​ ‌‌​ ​‌​ ‍‌​ ​‌​ ​‍‌‍​ ​ ​‍‌‍​ ‌‍​‌‌‍‌‍‌‍‌‌​ ‍ ‌ ‌​‌ ‍‌‌ ​​‌‍‌‌​ ‌‌‍‍​‌‍ ‌ ‌​‌‍‌‌‌‍ ​‌‌​ ‌‍‍‌‌ ‌​‌‍‌‌‌‌​​‌‍​‌‌‍‌ ‌‍‌‌​ ‍ ‌ ​​‌‍​‌‌ ‌​‌‍‍​​ ‌‌ ​​‌‍​‌‌‍‌ ‌‍‌‌‌​​‍‌ ‌‌‌‍‍‌‌‍ ​‌‍‌​‌‍‌‌‌ ​‍​‍‌‌​ ‌‌‌​​‍‌‌ ‌‍‍ ‌‍‌‌‌ ‍‌​‍‌‌​ ​ ‌​‌​​‍‌‌​ ​ ‌​‌​​‍‌‌​ ​‍​ ​‍‌‍‌‌‌‍​ ‌‍‌‌​ ​‌​ ‌‌‌‍‌‌‌‍‌‍​ ‌‌​ ​‍​ ​‌‌‍‌‍​ ‌​​‍‌‌​ ​‍​ ​‍​‍‌‌​ ‌‌‌​‌​​‍ ‍‌ ​ ‌‍‌‌‌‍​ ‌ ‌​‌‍‍‌‌‍ ‌‍ ‍‌ ​ ​‍‌‌​ ‌‌‌​​‍‌‌ ‌‍‍ ‌‍‌‌‌ ‍‌​‍‌‌​ ​ ‌​‌​​‍‌‌​ ​ ‌​‌​​‍‌‌​ ​‍​ ​‍​ ‌‌​ ‍‌​ ‍‌​ ​ ​ ​​​ ‍‌‌‍‌​​ ‍​‌‍‌‍‌‍​‍‌‍‌‍‌‍‌‍​‍‌‌​ ​‍​ ​‍​‍‌‌​ ‌‌‌​‌​​‍ ‍‌‍​‍‌‍ ‌‍‌​‌ ‍‌​‍‌‌​ ‌‌‌​​‍‌‌ ‌‍‍ ‌‍‌‌‌ ‍‌​‍‌‌​ ​ ‌​‌​​‍‌‌​ ​ ‌​‌​​‍‌‌​ ​‍​ ​‍‌‍​ ‌‍​ ‌‍​‍​ ‌‍​ ​‌‌‍​‌​ ​​‌‍​‌‌‍​‌‌‍‌‍‌‍‌​‌‍​‌​‍‌‌​ ​‍​ ​‍​‍‌‌​ ‌‌‌​‌​​‍ ‍‌‍​ ‌‍‍​‌‍‍‌‌‍ ​‌‍‌​‌ ​‍‌‍‌‌‌‍ ‍​‍‌‌​ ‌‌‌​​‍‌‌ ‌‍‍ ‌‍‌‌‌ ‍‌​‍‌‌​ ​ ‌​‌​​‍‌‌​ ​ ‌​‌​​‍‌‌​ ​‍​ ​‍​ ‌‌​ ‌ ​ ‌‌‌‍‌‍‌‍‌​‌‍​ ​ ​‌‌‍‌​​ ‌‍‌‍‌​​ ​‌​ ‍‌​‍‌‌​ ​‍​ ​‍​‍‌‌​ ‌‌‌​‌​​‍ ‍‌ ‌​‌‍‌‌‌ ‍​‌ ‌​​ ‌‍​‍‌‍​‌‌ ​ ‌‍‌‌‌‌‌‌‌ ​‍‌‍ ​​ ‌‌‍‍​‌ ‌​‌ ‌​‌ ​​‌ ​ ​‍‌‌​ ​ ‌​​‌​‍‌‌​ ​‍‌​‌‍​‍‌‌​ ​‍‌​‌‍‌‍ ​​‍ ‌‌‍​‌‌‍ ‍‌‍‌​​‍ ‌‌ ​‍​‍ ‌‌‍‍​‌‍ ‌ ‌​‌‍‌‌‌‍ ​‌ ​ ​‍ ‌‌ ​ ‌ ‌​‌ ‌‌‌‍‌​‌‍‍‌‌‍ ​‍ ‍‌ ‌‍‌‍‌‌‌ ​‍‌‍​ ‌‍‌‌‌‍ ​​‍ ‍‌‍​‌‌ ​​‌ ​​​‍‌‍‌‍‍‌‌‍‌​​ ‌‌‍​‍​ ‌‌‌‍‌‌​ ‌ ‌‍​‌​ ​​​ ‍​‌‍​‌​‍ ‌‌‍‌​​ ‍‌‌‍​ ​ ‌‌​‍ ‌​ ‌​‌‍‌‌​ ‍‌​ ‌ ​‍ ‌‌‍​‍​ ​‍​ ‌‌‌‍​‌​‍ ‌​ ​‍​ ‌‌​ ​‌​ ‍‌​ ​‌​ ​‍‌‍​ ​ ​‍‌‍​ ‌‍​‌‌‍‌‍‌‍‌‌​‍‌‍‌ ‌​‌ ‍‌‌ ​​‌‍‌‌​ ‌‌‍‍​‌‍ ‌ ‌​‌‍‌‌‌‍ ​‌‌​ ‌‍‍‌‌ ‌​‌‍‌‌‌‌​​‌‍​‌‌‍‌ ‌‍‌‌​‍‌‍‌ ​​‌‍​‌‌ ‌​‌‍‍​​ ‌‌ ​​‌‍​‌‌‍‌ ‌‍‌‌‌​​‍‌ ‌‌‌‍‍‌‌‍ ​‌‍‌​‌‍‌‌‌ ​‍​‍‌‌​ ‌‌‌​​‍‌‌ ‌‍‍ ‌‍‌‌‌ ‍‌​‍‌‌​ ​ ‌​‌​​‍‌‌​ ​ ‌​‌​​‍‌‌​ ​‍​ ​‍‌‍‌‌‌‍​ ‌‍‌‌​ ​‌​ ‌‌‌‍‌‌‌‍‌‍​ ‌‌​ ​‍​ ​‌‌‍‌‍​ ‌​​‍‌‌​ ​‍​ ​‍​‍‌‌​ ‌‌‌​‌​​‍ ‍‌ ​ ‌‍‌‌‌‍​ ‌ ‌​‌‍‍‌‌‍ ‌‍ ‍‌ ​ ​‍‌‌​ ‌‌‌​​‍‌‌ ‌‍‍ ‌‍‌‌‌ ‍‌​‍‌‌​ ​ ‌​‌​​‍‌‌​ ​ ‌​‌​​‍‌‌​ ​‍​ ​‍​ ‌‌​ ‍‌​ ‍‌​ ​ ​ ​​​ ‍‌‌‍‌​​ ‍​‌‍‌‍‌‍​‍‌‍‌‍‌‍‌‍​‍‌‌​ ​‍​ ​‍​‍‌‌​ ‌‌‌​‌​​‍ ‍‌‍​‍‌‍ ‌‍‌​‌ ‍‌​‍‌‌​ ‌‌‌​​‍‌‌ ‌‍‍ ‌‍‌‌‌ ‍‌​‍‌‌​ ​ ‌​‌​​‍‌‌​ ​ ‌​‌​​‍‌‌​ ​‍​ ​‍‌‍​ ‌‍​ ‌‍​‍​ ‌‍​ ​‌‌‍​‌​ ​​‌‍​‌‌‍​‌‌‍‌‍‌‍‌​‌‍​‌​‍‌‌​ ​‍​ ​‍​‍‌‌​ ‌‌‌​‌​​‍ ‍‌‍​ ‌‍‍​‌‍‍‌‌‍ ​‌‍‌​‌ ​‍‌‍‌‌‌‍ ‍​‍‌‌​ ‌‌‌​​‍‌‌ ‌‍‍ ‌‍‌‌‌ ‍‌​‍‌‌​ ​ ‌​‌​​‍‌‌​ ​ ‌​‌​​‍‌‌​ ​‍​ ​‍​ ‌‌​ ‌ ​ ‌‌‌‍‌‍‌‍‌​‌‍​ ​ ​‌‌‍‌​​ ‌‍‌‍‌​​ ​‌​ ‍‌​‍‌‌​ ​‍​ ​‍​‍‌‌​ ‌‌‌​‌​​‍ ‍‌ ‌​‌‍‌‌‌ ‍​‌ ‌​​‍‌‍‌ ​​‌‍‌‌‌ ​‍‌ ​ ‌ ​​‌‍‌‌‌‍​ ‌ ‌​‌‍‍‌‌ ‌‍‌‍‌‌​ ‌‌ ​​‌ ‌‌‌‍​‍‌‍ ​‌‍‍‌‌ ​ ‌‍‍​‌‍‌‌‌‍‌​​‍​‍‌ ‌
View all classes​​​​‌ ‍ ​‍​‍‌‍ ‌ ​‍‌‍‍‌‌‍‌ ‌‍‍‌‌‍ ‍​‍​‍​ ‍‍​‍​‍‌ ​ ‌‍​‌‌‍ ‍‌‍‍‌‌ ‌​‌ ‍‌​‍ ‍‌‍‍‌‌‍ ​‍​‍​‍ ​​‍​‍‌‍‍​‌ ​‍‌‍‌‌‌‍‌‍​‍​‍​ ‍‍​‍​‍‌‍‍​‌ ‌​‌ ‌​‌ ​​‌ ​ ​ ‍‍​‍ ​‍ ‌‍ ​​‍ ‌‌‍​‌‌‍ ‍‌‍‌​​‍ ‌‌ ​‍​‍ ‌‌‍‍​‌‍ ‌ ‌​‌‍‌‌‌‍ ​‌ ​ ​‍ ‌‌ ​ ‌ ‌​‌ ‌‌‌‍‌​‌‍‍‌‌‍ ​‍ ‍‌ ‌‍‌‍‌‌‌ ​‍‌‍​ ‌‍‌‌‌‍ ​​‍ ‍‌‍​‌‌ ​​‌ ​​​‍ ‌‍‍‌‌‍ ‍‌ ‌​‌‍‌‌‌‍ ‍‌ ‌​​‍ ‌‍‌‌‌‍‌​‌‍‍‌‌ ‌​​‍ ‌‍ ‌‌‍ ‌‍‌​‌‍‌‌​ ‌‌ ​​‌ ​‍‌‍‌‌‌ ​ ‌‍‌‌‌‍ ‍‌ ‌​‌‍​‌‌ ‌​‌‍‍‌‌‍ ‌‍ ‍​ ‍ ‌‍‍‌‌‍‌​​ ‌‌‍​‍​ ‌‌‌‍‌‌​ ‌ ‌‍​‌​ ​​​ ‍​‌‍​‌​‍ ‌‌‍‌​​ ‍‌‌‍​ ​ ‌‌​‍ ‌​ ‌​‌‍‌‌​ ‍‌​ ‌ ​‍ ‌‌‍​‍​ ​‍​ ‌‌‌‍​‌​‍ ‌​ ​‍​ ‌‌​ ​‌​ ‍‌​ ​‌​ ​‍‌‍​ ​ ​‍‌‍​ ‌‍​‌‌‍‌‍‌‍‌‌​ ‍ ‌ ‌​‌ ‍‌‌ ​​‌‍‌‌​ ‌‌‍‍​‌‍ ‌ ‌​‌‍‌‌‌‍ ​‌‌​ ‌‍‍‌‌ ‌​‌‍‌‌‌‌​​‌‍​‌‌‍‌ ‌‍‌‌​ ‍ ‌ ​​‌‍​‌‌ ‌​‌‍‍​​ ‌‌ ​​‌‍​‌‌‍‌ ‌‍‌‌‌​​‍‌ ‌‌‌‍‍‌‌‍ ​‌‍‌​‌‍‌‌‌ ​‍​‍‌‌​ ‌‌‌​​‍‌‌ ‌‍‍ ‌‍‌‌‌ ‍‌​‍‌‌​ ​ ‌​‌​​‍‌‌​ ​ ‌​‌​​‍‌‌​ ​‍​ ​‍‌‍‌‌‌‍​ ‌‍‌‌​ ​‌​ ‌‌‌‍‌‌‌‍‌‍​ ‌‌​ ​‍​ ​‌‌‍‌‍​ ‌​​‍‌‌​ ​‍​ ​‍​‍‌‌​ ‌‌‌​‌​​‍ ‍‌ ​ ‌‍‌‌‌‍​ ‌ ‌​‌‍‍‌‌‍ ‌‍ ‍‌ ​ ​‍‌‌​ ‌‌‌​​‍‌‌ ‌‍‍ ‌‍‌‌‌ ‍‌​‍‌‌​ ​ ‌​‌​​‍‌‌​ ​ ‌​‌​​‍‌‌​ ​‍​ ​‍​ ‌‌​ ‍‌​ ‍‌​ ​ ​ ​​​ ‍‌‌‍‌​​ ‍​‌‍‌‍‌‍​‍‌‍‌‍‌‍‌‍​‍‌‌​ ​‍​ ​‍​‍‌‌​ ‌‌‌​‌​​‍ ‍‌ ​​‌ ​‍‌‍‍‌‌‍ ‌‌‍​‌‌ ​‍‌ ‍‌‌​​ ‌ ‌​‌‍​‌​‍ ‍‌‍ ​‌‍​‌‌‍​‍‌‍‌‌‌‍ ​​ ‌‍​‍‌‍​‌‌ ​ ‌‍‌‌‌‌‌‌‌ ​‍‌‍ ​​ ‌‌‍‍​‌ ‌​‌ ‌​‌ ​​‌ ​ ​‍‌‌​ ​ ‌​​‌​‍‌‌​ ​‍‌​‌‍​‍‌‌​ ​‍‌​‌‍‌‍ ​​‍ ‌‌‍​‌‌‍ ‍‌‍‌​​‍ ‌‌ ​‍​‍ ‌‌‍‍​‌‍ ‌ ‌​‌‍‌‌‌‍ ​‌ ​ ​‍ ‌‌ ​ ‌ ‌​‌ ‌‌‌‍‌​‌‍‍‌‌‍ ​‍ ‍‌ ‌‍‌‍‌‌‌ ​‍‌‍​ ‌‍‌‌‌‍ ​​‍ ‍‌‍​‌‌ ​​‌ ​​​‍‌‍‌‍‍‌‌‍‌​​ ‌‌‍​‍​ ‌‌‌‍‌‌​ ‌ ‌‍​‌​ ​​​ ‍​‌‍​‌​‍ ‌‌‍‌​​ ‍‌‌‍​ ​ ‌‌​‍ ‌​ ‌​‌‍‌‌​ ‍‌​ ‌ ​‍ ‌‌‍​‍​ ​‍​ ‌‌‌‍​‌​‍ ‌​ ​‍​ ‌‌​ ​‌​ ‍‌​ ​‌​ ​‍‌‍​ ​ ​‍‌‍​ ‌‍​‌‌‍‌‍‌‍‌‌​‍‌‍‌ ‌​‌ ‍‌‌ ​​‌‍‌‌​ ‌‌‍‍​‌‍ ‌ ‌​‌‍‌‌‌‍ ​‌‌​ ‌‍‍‌‌ ‌​‌‍‌‌‌‌​​‌‍​‌‌‍‌ ‌‍‌‌​‍‌‍‌ ​​‌‍​‌‌ ‌​‌‍‍​​ ‌‌ ​​‌‍​‌‌‍‌ ‌‍‌‌‌​​‍‌ ‌‌‌‍‍‌‌‍ ​‌‍‌​‌‍‌‌‌ ​‍​‍‌‌​ ‌‌‌​​‍‌‌ ‌‍‍ ‌‍‌‌‌ ‍‌​‍‌‌​ ​ ‌​‌​​‍‌‌​ ​ ‌​‌​​‍‌‌​ ​‍​ ​‍‌‍‌‌‌‍​ ‌‍‌‌​ ​‌​ ‌‌‌‍‌‌‌‍‌‍​ ‌‌​ ​‍​ ​‌‌‍‌‍​ ‌​​‍‌‌​ ​‍​ ​‍​‍‌‌​ ‌‌‌​‌​​‍ ‍‌ ​ ‌‍‌‌‌‍​ ‌ ‌​‌‍‍‌‌‍ ‌‍ ‍‌ ​ ​‍‌‌​ ‌‌‌​​‍‌‌ ‌‍‍ ‌‍‌‌‌ ‍‌​‍‌‌​ ​ ‌​‌​​‍‌‌​ ​ ‌​‌​​‍‌‌​ ​‍​ ​‍​ ‌‌​ ‍‌​ ‍‌​ ​ ​ ​​​ ‍‌‌‍‌​​ ‍​‌‍‌‍‌‍​‍‌‍‌‍‌‍‌‍​‍‌‌​ ​‍​ ​‍​‍‌‌​ ‌‌‌​‌​​‍ ‍‌ ​​‌ ​‍‌‍‍‌‌‍ ‌‌‍​‌‌ ​‍‌ ‍‌‌​​ ‌ ‌​‌‍​‌​‍ ‍‌‍ ​‌‍​‌‌‍​‍‌‍‌‌‌‍ ​​‍‌‍‌ ​​‌‍‌‌‌ ​‍‌ ​ ‌ ​​‌‍‌‌‌‍​ ‌ ‌​‌‍‍‌‌ ‌‍‌‍‌‌​ ‌‌ ​​‌ ‌‌‌‍​‍‌‍ ​‌‍‍‌‌ ​ ‌‍‍​‌‍‌‌‌‍‌​​‍​‍‌ ‌